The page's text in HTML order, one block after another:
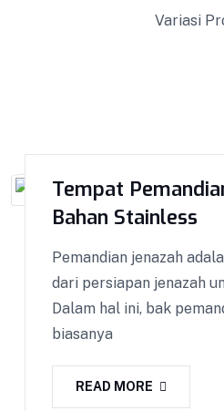
Kotak Amal
Variasi
Tempat
Bahan Stainless
Pemandian jenazah
dari persiapan jenazah
Dalam hal ini, bak
biasanya
READ MORE